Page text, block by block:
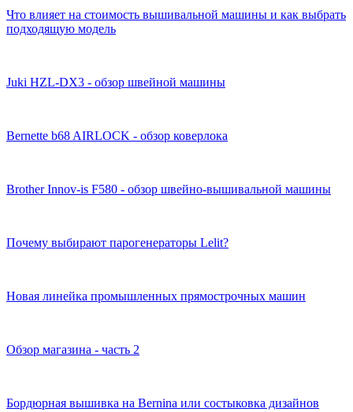
Что влияет на стоимость вышивальной машины и как выбрать
подходящую модель
Juki HZL-DX3 - обзор швейной машины
Bernette b68 AIRLOCK - обзор коверлока
Brother Innov-is F580 - обзор швейно-вышивальной машины
Почему выбирают парогенераторы Lelit?
Новая линейка промышленных прямострочных машин
Обзор магазина - часть 2
Бордюрная вышивка на Bernina или состыковка дизайнов